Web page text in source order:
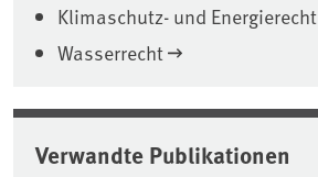
Klimaschutz- und Energierecht
Wasserrecht
Verwandte Publikationen